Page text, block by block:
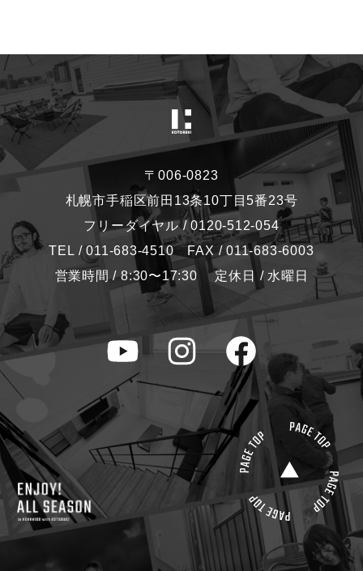
〒006-0823
札幌市手稲区前田13条10丁目5番23号
フリーダイヤル / 0120-512-054
TEL / 011-683-4510 FAX / 011-683-6003
営業時間 / 8:30〜17:30 定休日 / 水曜日